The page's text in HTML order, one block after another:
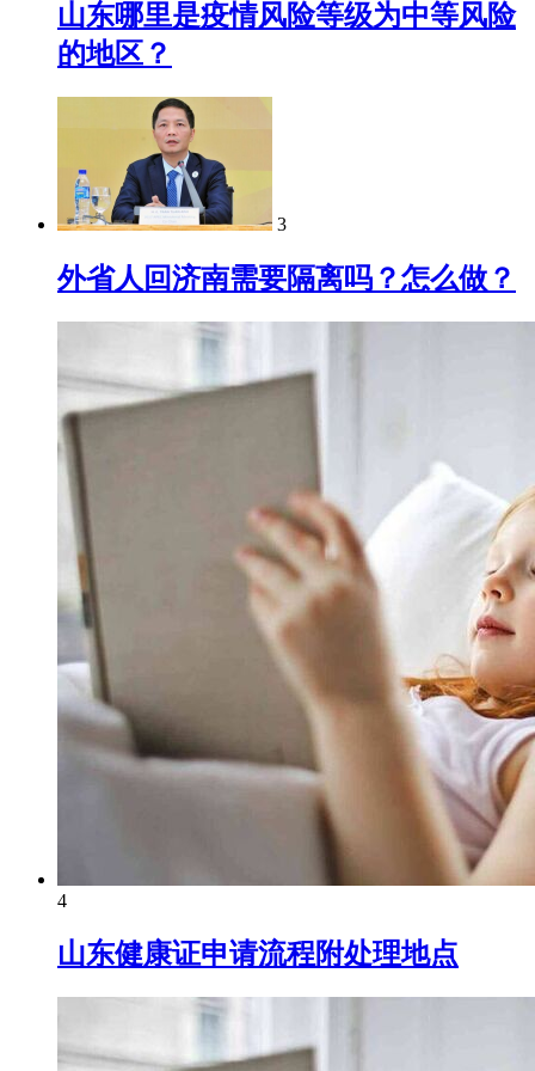
山东哪里是疫情风险等级为中等风险
的地区？
3
外省人回济南需要隔离吗？怎么做？
4
山东健康证申请流程附处理地点